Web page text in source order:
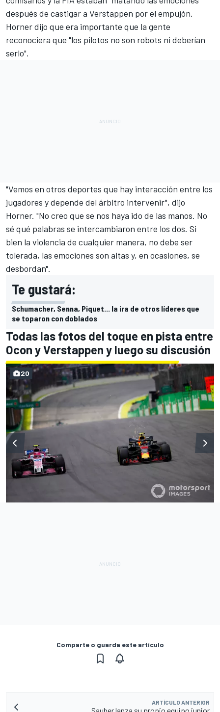
después de castigar a Verstappen por el empujón.
Horner dijo que era importante que la gente
reconociera que "los pilotos no son robots ni deberían
serlo".
"Vemos en otros deportes que hay interacción entre los
jugadores y depende del árbitro intervenir", dijo
Horner. "No creo que se nos haya ido de las manos. No
sé qué palabras se intercambiaron entre los dos. Si
bien la violencia de cualquier manera, no debe ser
tolerada, las emociones son altas y, en ocasiones, se
desbordan".
Te gustará:
Schumacher, Senna, Piquet... la ira de otros líderes que
se toparon con doblados
Todas las fotos del toque en pista entre
Ocon y Verstappen y luego su discusión
20
Comparte o guarda este artículo
ARTÍCULO ANTERIOR